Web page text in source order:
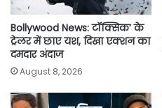
Bollywood News: टॉक्सिक’ के
ट्रेलर में छाए यश, दिखा एक्शन का
दमदार अंदाज
August 8, 2026